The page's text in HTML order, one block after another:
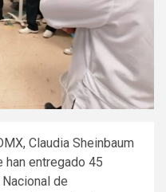
Claudia Sheinbaum
han entregado 45
de